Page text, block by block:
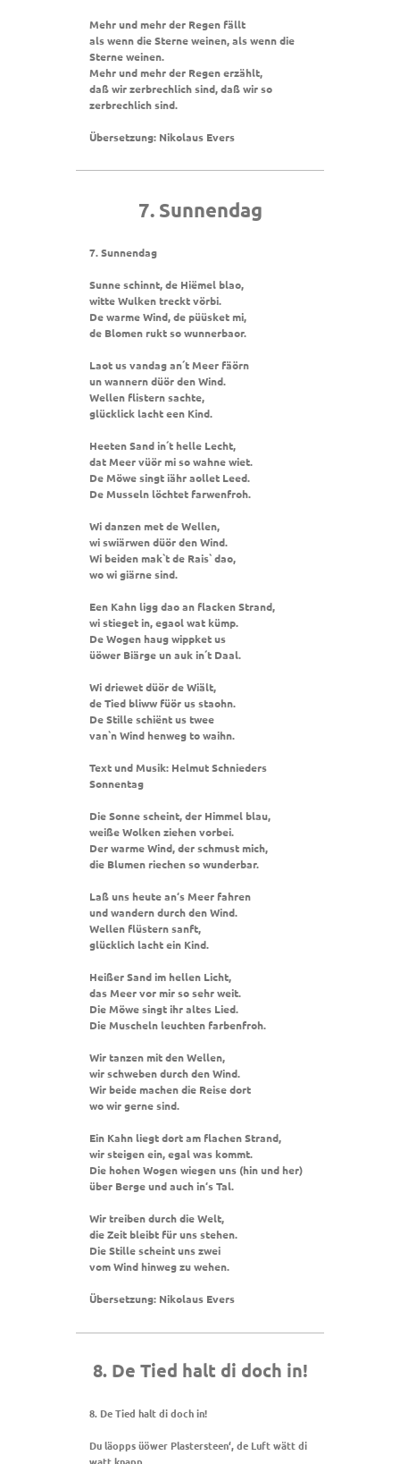
Mehr und mehr der Regen fällt
als wenn die Sterne weinen, als wenn die
Sterne weinen.
Mehr und mehr der Regen erzählt,
daß wir zerbrechlich sind, daß wir so
zerbrechlich sind.
Übersetzung: Nikolaus Evers
7. Sunnendag
7. Sunnendag
Sunne schinnt, de Hiëmel blao,
witte Wulken treckt vörbi.
De warme Wind, de püüsket mi,
de Blomen rukt so wunnerbaor.
Laot us vandag an´t Meer fäörn
un wannern düör den Wind.
Wellen flistern sachte,
glücklick lacht een Kind.
Heeten Sand in´t helle Lecht,
dat Meer vüör mi so wahne wiet.
De Möwe singt iähr aollet Leed.
De Musseln löchtet farwenfroh.
Wi danzen met de Wellen,
wi swiärwen düör den Wind.
Wi beiden mak`t de Rais` dao,
wo wi giärne sind.
Een Kahn ligg dao an flacken Strand,
wi stieget in, egaol wat kümp.
De Wogen haug wippket us
üöwer Biärge un auk in´t Daal.
Wi driewet düör de Wiält,
de Tied bliww füör us staohn.
De Stille schiënt us twee
van`n Wind henweg to waihn.
Text und Musik: Helmut Schnieders
Sonnentag
Die Sonne scheint, der Himmel blau,
weiße Wolken ziehen vorbei.
Der warme Wind, der schmust mich,
die Blumen riechen so wunderbar.
Laß uns heute an‘s Meer fahren
und wandern durch den Wind.
Wellen flüstern sanft,
glücklich lacht ein Kind.
Heißer Sand im hellen Licht,
das Meer vor mir so sehr weit.
Die Möwe singt ihr altes Lied.
Die Muscheln leuchten farbenfroh.
Wir tanzen mit den Wellen,
wir schweben durch den Wind.
Wir beide machen die Reise dort
wo wir gerne sind.
Ein Kahn liegt dort am flachen Strand,
wir steigen ein, egal was kommt.
Die hohen Wogen wiegen uns (hin und her)
über Berge und auch in‘s Tal.
Wir treiben durch die Welt,
die Zeit bleibt für uns stehen.
Die Stille scheint uns zwei
vom Wind hinweg zu wehen.
Übersetzung: Nikolaus Evers
8. De Tied halt di doch in!
8. De Tied halt di doch in!
Du läopps üöwer Plastersteen‘, de Luft wätt di
watt knapp.